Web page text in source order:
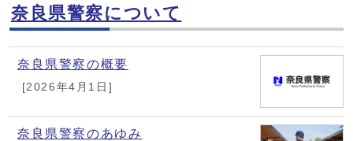
メインメニュー
奈良県警察について
奈良県警察の概要
[2026年4月1日]
奈良県警察のあゆみ